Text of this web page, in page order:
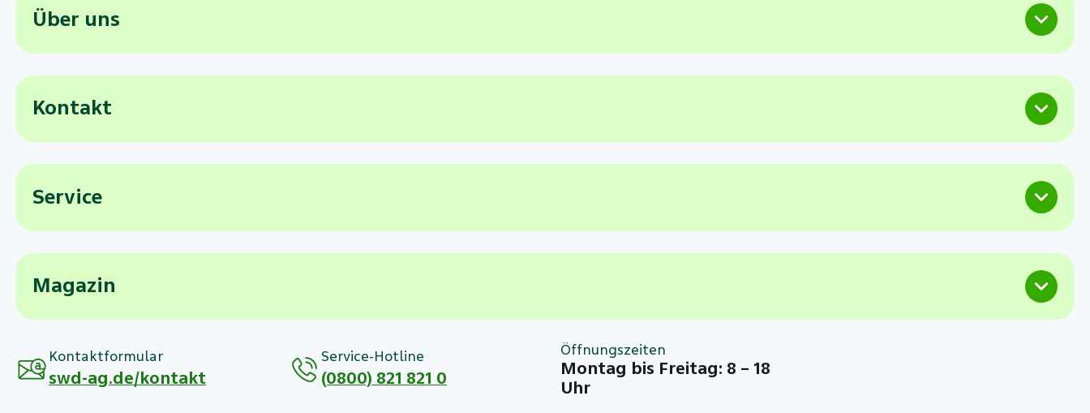
Über uns
Kontakt
Service
Magazin
Kontaktformular
swd-ag.de/kontakt
Service-Hotline
(0800) 821 821 0
Öffnungszeiten
Montag bis Freitag: 8 – 18
Uhr